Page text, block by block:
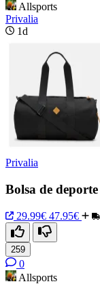
Allsports
Privalia
1d
Privalia
Bolsa de
29.99€ 47.95€
259
0
Allsports